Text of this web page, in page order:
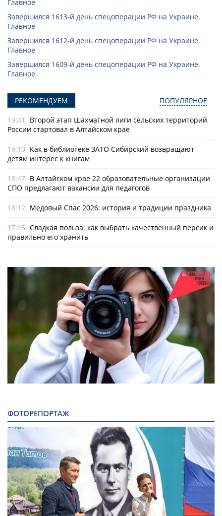
Главное
Завершился 1613-й день спецоперации РФ на Украине.
Главное
Завершился 1612-й день спецоперации РФ на Украине.
Главное
Завершился 1609-й день спецоперации РФ на Украине.
Главное
РЕКОМЕНДУЕМ ПОПУЛЯРНОЕ
19:41
Второй этап Шахматной лиги сельских территорий
России стартовал в Алтайском крае
19:10 Как в библиотеке ЗАТО Сибирский возвращают
детям интерес к книгам
18:47 В Алтайском крае 22 образовательные организации
СПО предлагают вакансии для педагогов
18:12 Медовый Спас 2026: история и традиции праздника
17:45 Сладкая польза: как выбрать качественный персик и
правильно его хранить
ФОТОРЕПОРТАЖ